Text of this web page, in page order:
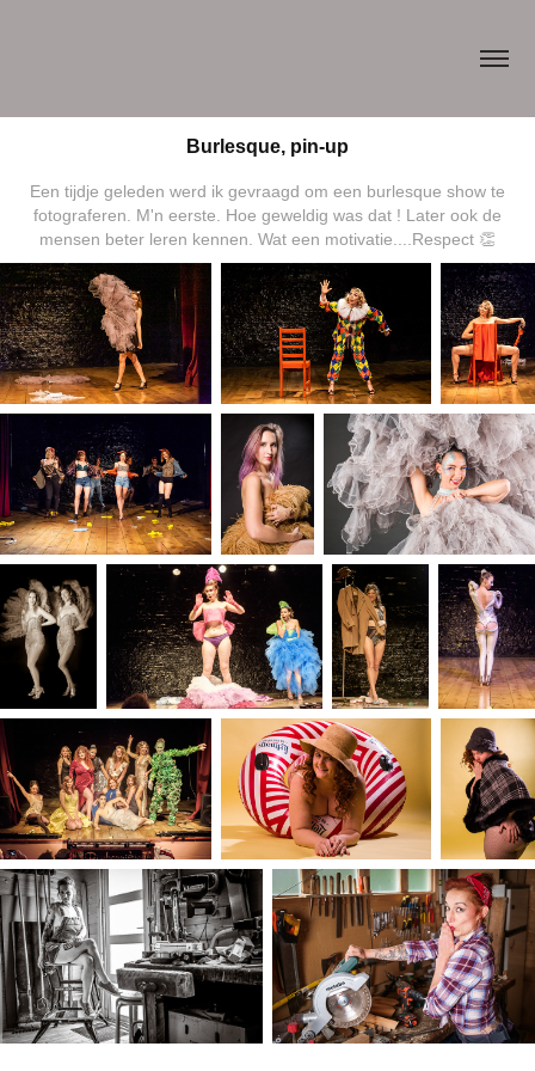
Burlesque, pin-up
Een tijdje geleden werd ik gevraagd om een burlesque show te
fotograferen. M'n eerste. Hoe geweldig was dat ! Later ook de
mensen beter leren kennen. Wat een motivatie....Respect 👏